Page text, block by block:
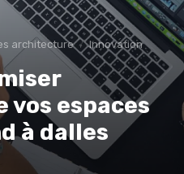
architecture Innovation
vos espaces
à dalles